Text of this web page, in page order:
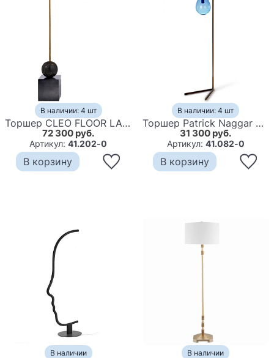
В наличии: 4 шт
Торшер CLEO FLOOR LAMP Black
72 300 руб.
Артикул:41.202-0
В корзину
В наличии: 4 шт
Торшер Patrick Naggar Bubble Floor
31 300 руб.
Артикул: 41.082-0
В корзину
В наличии В наличии